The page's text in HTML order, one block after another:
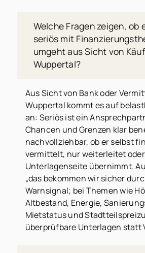
Welche Fragen zeigen, ob
seriös mit
umgeht aus Sicht von
Wuppertal?
Aus Sicht von Bank oder
Wuppertal kommt es auf
an: Seriös ist ein
Chancen und Grenzen klar
nachvollziehbar, ob er selbst
vermittelt, nur weiterleitet
Unterlagenseite übernimmt.
„das bekommen wir sicher
Warnsignal; bei Themen wie
Altbestand, Energie,
Mietstatus und
überprüfbare Unterlagen statt